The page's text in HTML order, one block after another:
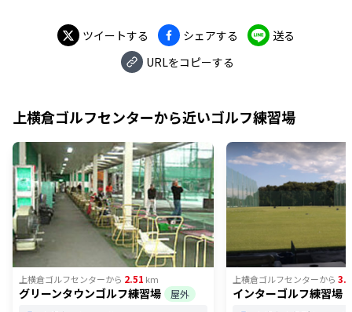
ツイートする シェアする
送る
URLをコピーする
上横倉ゴルフセンターから近いゴルフ練習場
上横倉ゴルフセンターから 2.51 km
グリーンタウンゴルフ練習場
屋外
上横倉ゴルフセンターから 3.4
インターゴルフ練習場